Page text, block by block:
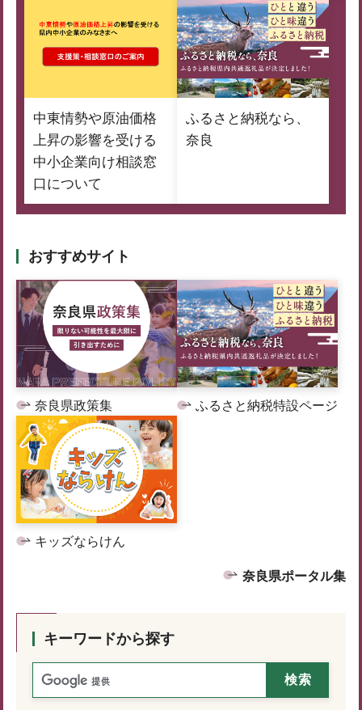
中東情勢や原油価格
上昇の影響を受ける
中小企業向け相談窓
口について
ふるさと納税なら、
奈良
おすすめサイト
奈良県政策集 ふるさと納税特設ページ
キッズならけん
奈良県ポータル集
キーワードから探す